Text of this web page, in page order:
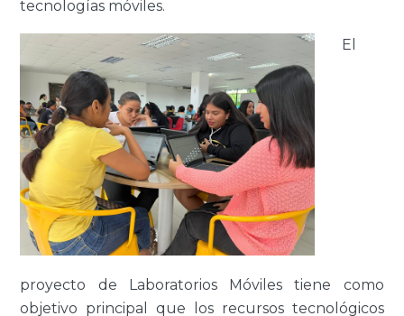
tecnologías móviles.
El
proyecto de Laboratorios Móviles tiene como
objetivo principal que los recursos tecnológicos